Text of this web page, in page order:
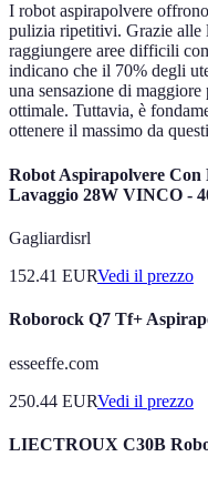
I robot aspirapolvere
pulizia ripetitivi. Grazie alle
raggiungere aree difficili
indicano che il 70% degli
una sensazione di
ottimale. Tuttavia, è
ottenere il massimo da
Robot Aspirapolvere Con
Lavaggio 28W VINCO -
Gagliardisrl
152.41 EURVedi il prezzo
Roborock Q7 Tf+
esseeffe.com
250.44 EURVedi il prezzo
LIECTROUX C30B